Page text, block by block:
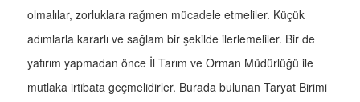
olmalılar, zorluklara rağmen mücadele etmeliler. Küçük
adımlarla kararlı ve sağlam bir şekilde ilerlemeliler. Bir de
yatırım yapmadan önce İl Tarım ve Orman Müdürlüğü ile
mutlaka irtibata geçmelidirler. Burada bulunan Taryat Birimi